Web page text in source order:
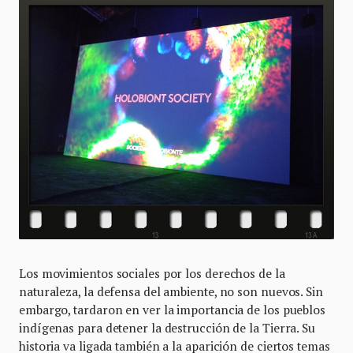
Los movimientos sociales por los derechos de la
naturaleza, la defensa del ambiente, no son nuevos. Sin
embargo, tardaron en ver la importancia de los pueblos
indígenas para detener la destrucción de la Tierra. Su
historia va ligada también a la aparición de ciertos temas